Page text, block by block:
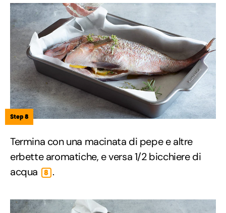
Step 8
Termina con una macinata di pepe e altre
erbette aromatiche, e versa 1/2 bicchiere di
acqua
8 .